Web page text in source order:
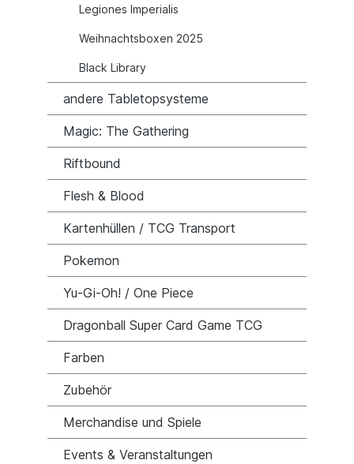
Legiones Imperialis
Weihnachtsboxen 2025
Black Library
andere Tabletopsysteme
Magic: The Gathering
Riftbound
Flesh & Blood
Kartenhüllen / TCG Transport
Pokemon
Yu-Gi-Oh! / One Piece
Dragonball Super Card Game TCG
Farben
Zubehör
Merchandise und Spiele
Events & Veranstaltungen